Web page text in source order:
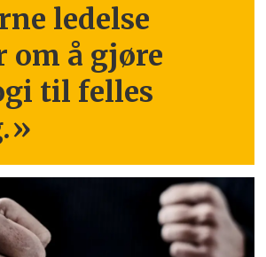
ledelse
om å gjøre
til felles
»